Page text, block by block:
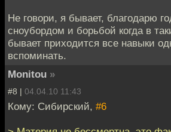
Не говори, я бывает, благодарю
сноубордом и борьбой когда в
бывает приходится все навыки
вспоминать.
Monitou »
#8 | 04.04.10 11:43
Кому: Сибирский, #6